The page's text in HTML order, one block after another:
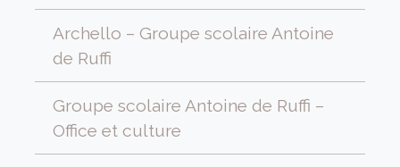
Archello – Groupe scolaire Antoine
de Ruffi
Groupe scolaire Antoine de Ruffi –
Office et culture